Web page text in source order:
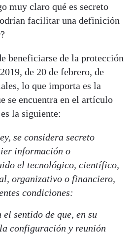
muy claro qué es secreto
facilitar una definición
beneficiarse de la protección
de 20 de febrero, de
lo que importa es la
se encuentra en el artículo
la siguiente:
se considera secreto
información o
el tecnológico, científico,
organizativo o financiero,
condiciones:
el sentido de que, en su
configuración y reunión